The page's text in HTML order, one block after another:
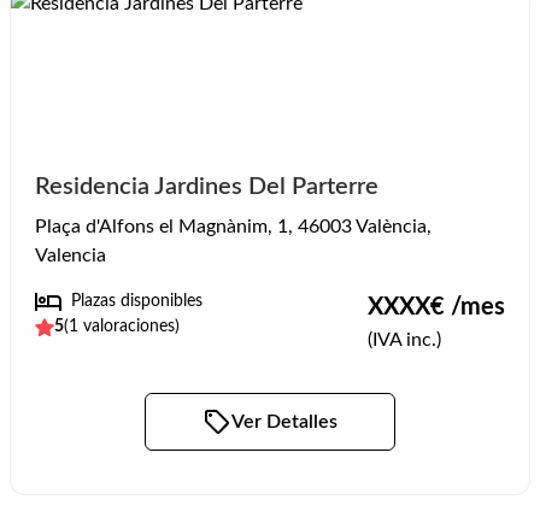
Residencia Jardines Del Parterre
Plaça d'Alfons el Magnànim, 1, 46003 València,
Valencia
Plazas disponibles
5(1 valoraciones)
XXXX€ /mes
(IVA inc.)
Ver Detalles